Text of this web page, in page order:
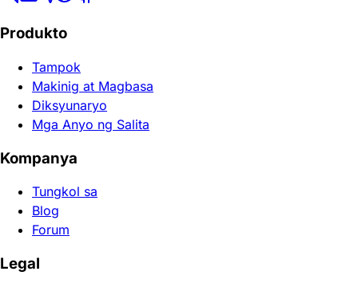
Produkto
Tampok
Makinig at Magbasa
Diksyunaryo
Mga Anyo ng Salita
Kompanya
Tungkol sa
Blog
Forum
Legal